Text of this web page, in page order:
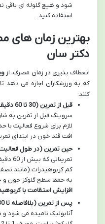
شود و هیچ گلوله ای باقی
استفاده کنید.
بهترین زمان های
دکتر سان
انعطاف پذیری در زمان مصرف، از
که به ورزشکاران اجازه می دهد
کنند:
قبل از تمرین (30 تا 60 دقیقه پیش از شروع):
سروینگ قبل از تمرین به
لازم برای شروع فعالیت با
افت قند خون در ابتدای
حین تمرین (در طول
به حفظ سطح گلوکز خون و
افزایش استقامت با
پس از تمرین (بلافاصله تا 30 دقیقه بعد از اتمام):
آنابولیک نامیده می شود و